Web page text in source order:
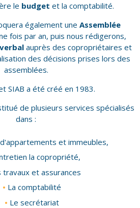
le budget et la comptabilité.
également une Assemblée
fois par an, puis nous rédigerons,
auprès des copropriétaires et
des décisions prises lors des
assemblées.
SIAB a été créé en 1983.
de plusieurs services spécialisés
dans :
et immeubles,
la copropriété,
travaux et assurances
La comptabilité
Le secrétariat